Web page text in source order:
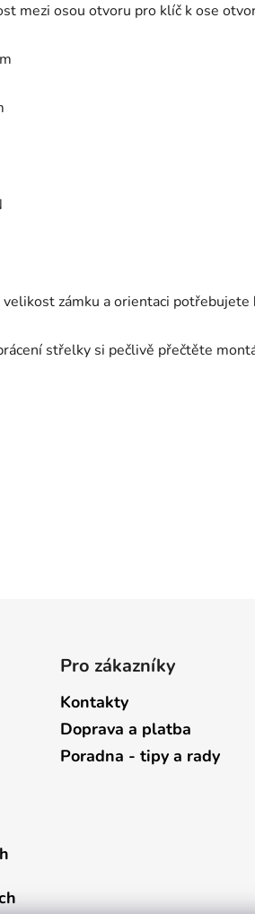
mezi osou otvoru pro klíč k ose
zámku a orientaci potřebujete
střelky si pečlivě přečtěte
Pro zákazníky
Kontakty
Doprava a platba
Poradna - tipy a rady